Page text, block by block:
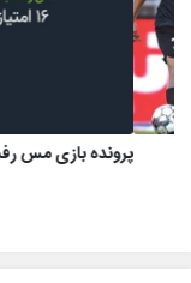
پرونده بازی تراکتور 1 (8)-(7) 1 پرسپولیس